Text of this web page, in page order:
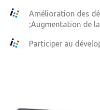
Amélioration des
;Augmentation de
Participer au